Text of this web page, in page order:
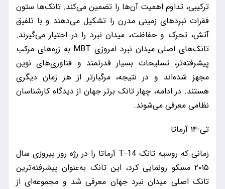
ترکیبی، تداوم اهمیت آن‌ها را تضمین می‌کند. تانک‌ها ستون
فقرات نبردهای زمینی مدرن را تشکیل می‌دهند و با تلفیق
آتش، تحرک و حفاظت، میدان نبرد را در اختیار می‌گیرند.
تانک‌های اصلی میدان نبرد امروزی MBT به زره‌های مرکب
پیشرفته‌تر، تسلیحات بسیار قدرتمند و فناوری‌های نوین
مجهز شده‌اند و در نتیجه، مرگبارتر از هر زمان دیگری
هستند. در ادامه، چهار تانک برتر جهان از دیدگاه کارشناسان
نظامی معرفی می‌شوند.
تی-۱۴ آرماتا
زمانی که روسیه تانک T-14 آرماتا را در رژه روز پیروزی سال
۲۰۱۵ مسکو رونمایی کرد، این تانک به‌عنوان پیشرفته‌ترین
تانک اصلی میدان نبرد جهان معرفی شد و مجموعه‌ای از